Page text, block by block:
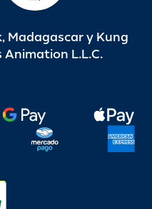
Madagascar y Kung
L.L.C.